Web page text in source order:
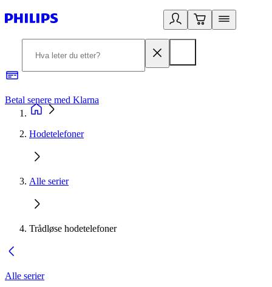
Betal senere med Klarna
Hodetelefoner
Alle serier
Trådløse hodetelefoner
Alle serier